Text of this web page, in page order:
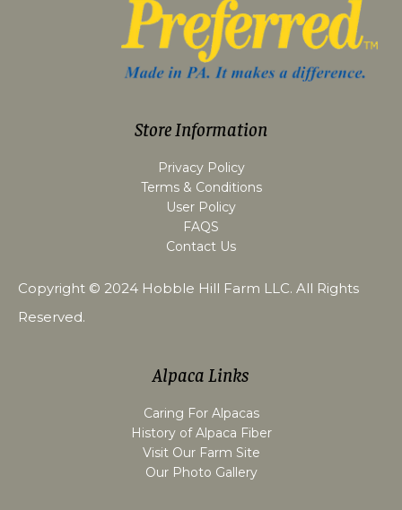
Store Information
Privacy Policy
Terms & Conditions
User Policy
FAQS
Contact Us
Copyright © 2024 Hobble Hill Farm LLC. All Rights
Reserved.
Alpaca Links
Caring For Alpacas
History of Alpaca Fiber
Visit Our Farm Site
Our Photo Gallery